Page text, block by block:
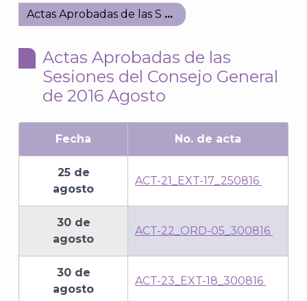
Actas Aprobadas de las Sesiones del Consejo
Actas Aprobadas de las
Sesiones del Consejo General
de 2016 Agosto
Fecha No. de acta
25 de
agosto
ACT-21_EXT-17_250816
30 de
agosto
ACT-22_ORD-05_300816
30 de
agosto
ACT-23_EXT-18_300816